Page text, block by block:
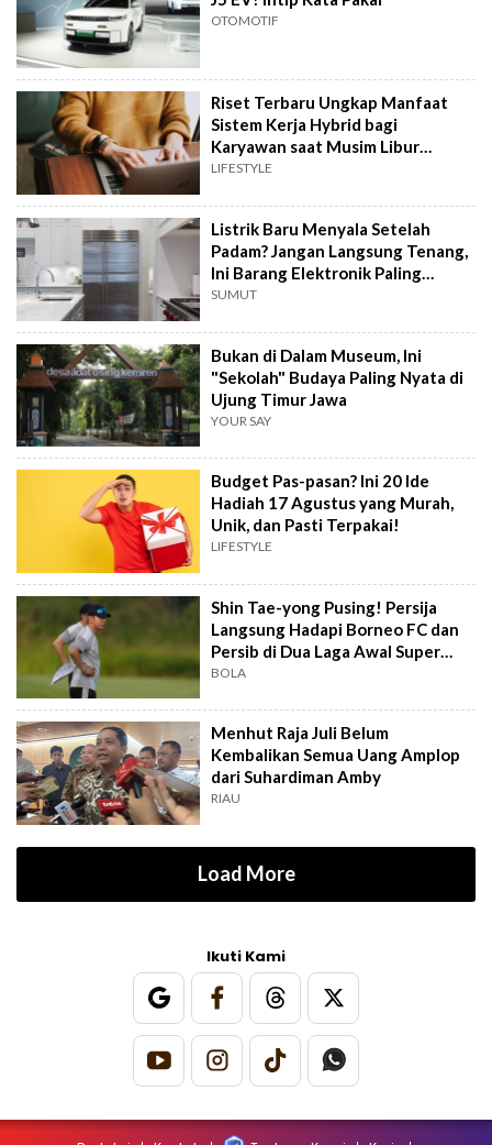
OTOMOTIF
Riset Terbaru Ungkap Manfaat
Sistem Kerja Hybrid bagi
Karyawan saat Musim Libur
Sekolah
LIFESTYLE
Listrik Baru Menyala Setelah
Padam? Jangan Langsung Tenang,
Ini Barang Elektronik Paling
Rawan Rusak
SUMUT
Bukan di Dalam Museum, Ini
"Sekolah" Budaya Paling Nyata di
Ujung Timur Jawa
YOUR SAY
Budget Pas-pasan? Ini 20 Ide
Hadiah 17 Agustus yang Murah,
Unik, dan Pasti Terpakai!
LIFESTYLE
Shin Tae-yong Pusing! Persija
Langsung Hadapi Borneo FC dan
Persib di Dua Laga Awal Super
League
BOLA
Menhut Raja Juli Belum
Kembalikan Semua Uang Amplop
dari Suhardiman Amby
RIAU
Load More
Ikuti Kami